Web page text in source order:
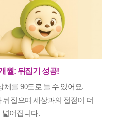
월: 뒤집기 성공!
체를 90도로 들 수 있어요.
뒤집으며 세상과의 접점이 더
넓어집니다.